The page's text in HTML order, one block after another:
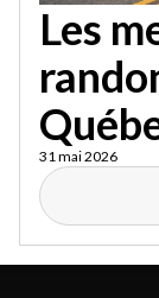
Les
31 mai 2026